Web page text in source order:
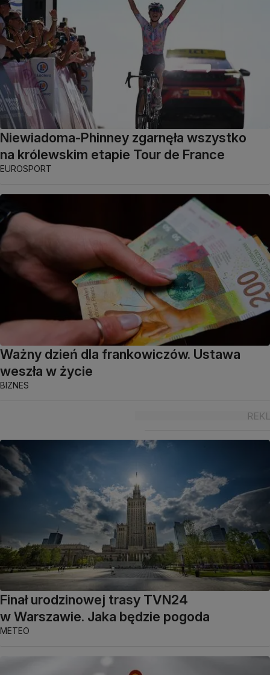
Niewiadoma-Phinney zgarnęła wszystko
na królewskim etapie Tour de France
EUROSPORT
Ważny dzień dla frankowiczów. Ustawa
weszła w życie
BIZNES
Finał urodzinowej trasy TVN24
w Warszawie. Jaka będzie pogoda
METEO